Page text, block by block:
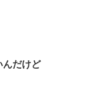
んだけど